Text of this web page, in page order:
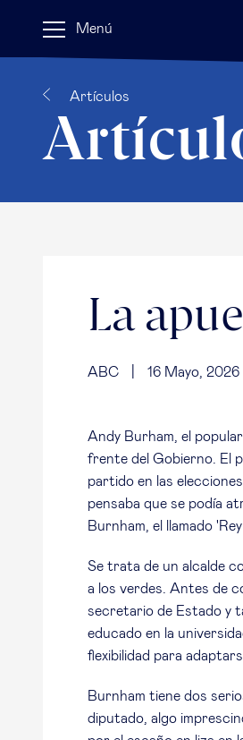
Menú
Artículos
La
ABC 16 Mayo, 2026
Andy Burham, el
frente del Gobierno. El
partido en las
pensaba que se podía
Burnham, el llamado
Se trata de un alcalde
a los verdes. Antes de
secretario de Estado y
educado en la
flexibilidad para
Burnham tiene dos
diputado, algo